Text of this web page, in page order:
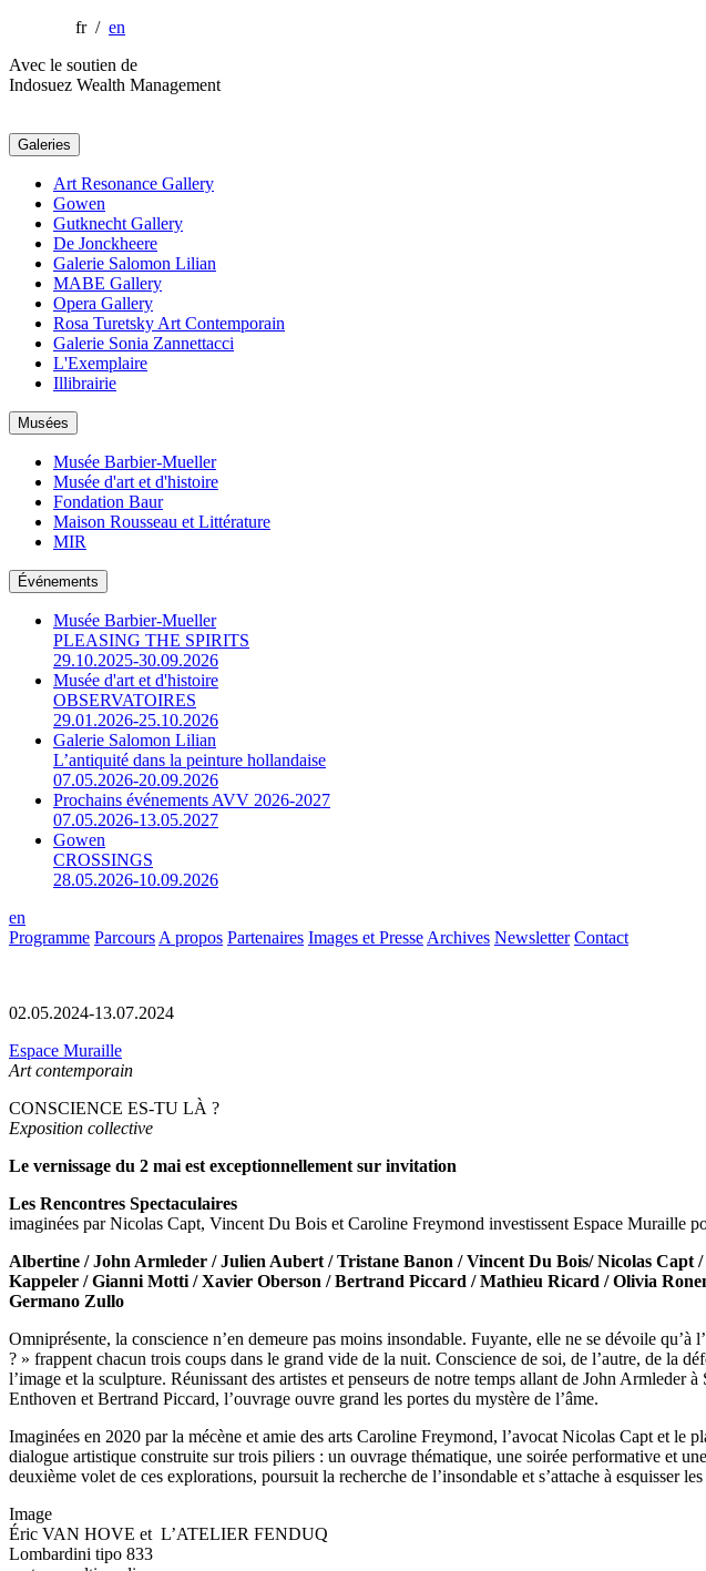
fr / en
Avec le soutien de
Indosuez Wealth Management
Galeries
Art Resonance Gallery
Gowen
Gutknecht Gallery
De Jonckheere
Galerie Salomon Lilian
MABE Gallery
Opera Gallery
Rosa Turetsky Art Contemporain
Galerie Sonia Zannettacci
L'Exemplaire
Illibrairie
Musées
Musée Barbier-Mueller
Musée d'art et d'histoire
Fondation Baur
Maison Rousseau et Littérature
MIR
Événements
Musée Barbier-Mueller
PLEASING THE SPIRITS
29.10.2025-30.09.2026
Musée d'art et d'histoire
OBSERVATOIRES
29.01.2026-25.10.2026
Galerie Salomon Lilian
L’antiquité dans la peinture hollandaise
07.05.2026-20.09.2026
Prochains événements AVV 2026-2027
07.05.2026-13.05.2027
Gowen
CROSSINGS
28.05.2026-10.09.2026
en
Programme Parcours A propos Partenaires Images et Presse Archives Newsletter Contact
02.05.2024-13.07.2024
Espace Muraille
Art contemporain
CONSCIENCE ES-TU LÀ ?
Exposition collective
Le vernissage du 2 mai est exceptionnellement sur invitation
Les Rencontres Spectaculaires
imaginées par Nicolas Capt, Vincent Du Bois et Caroline Freymond investissent Espace Muraille
Albertine / John Armleder / Julien Aubert / Tristane Banon / Vincent Du Bois/ Nicolas
Kappeler / Gianni Motti / Xavier Oberson / Bertrand Piccard / Mathieu Ricard / Olivia
Germano Zullo
Omniprésente, la conscience n’en demeure pas moins insondable. Fuyante, elle ne se dévoile
? » frappent chacun trois coups dans le grand vide de la nuit. Conscience de soi, de l’autre, de la
l’image et la sculpture. Réunissant des artistes et penseurs de notre temps allant de John
Enthoven et Bertrand Piccard, l’ouvrage ouvre grand les portes du mystère de l’âme.
Imaginées en 2020 par la mécène et amie des arts Caroline Freymond, l’avocat Nicolas Capt et
dialogue artistique construite sur trois piliers : un ouvrage thématique, une soirée performative et
deuxième volet de ces explorations, poursuit la recherche de l’insondable et s’attache à esquisser
Image
Éric VAN HOVE et L’ATELIER FENDUQ
Lombardini tipo 833